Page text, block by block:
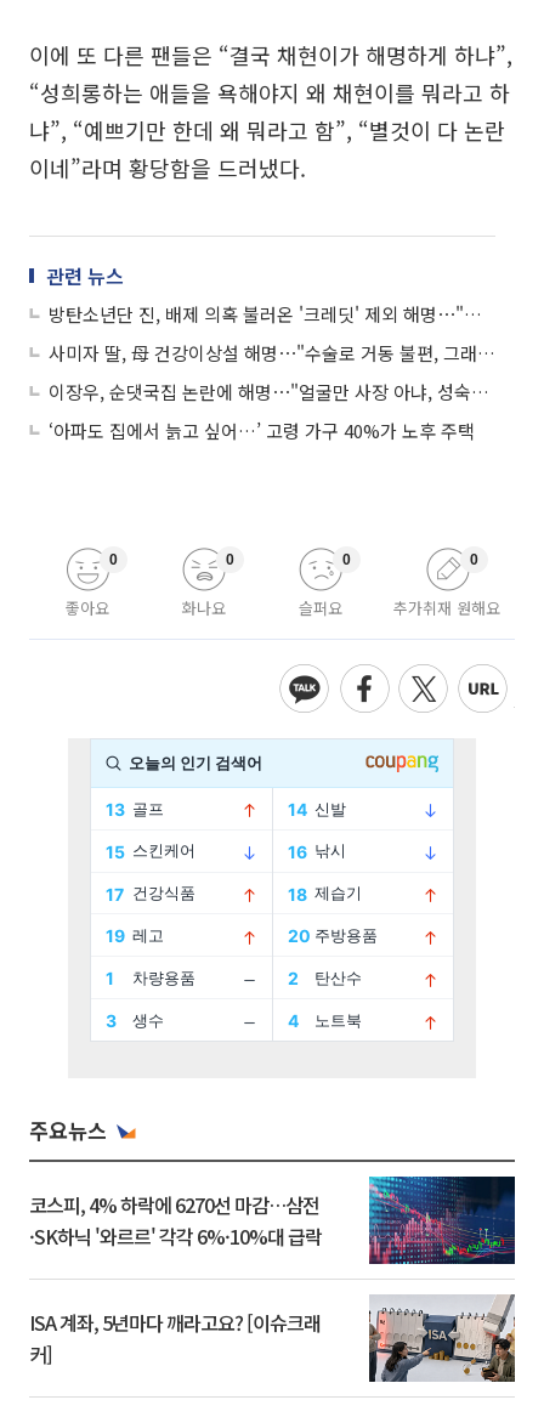
이에 또 다른 팬들은 “결국 채현이가 해명하게 하냐”,
“성희롱하는 애들을 욕해야지 왜 채현이를 뭐라고 하
냐”, “예쁘기만 한데 왜 뭐라고 함”, “별것이 다 논란
이네”라며 황당함을 드러냈다.
관련 뉴스
방탄소년단 진, 배제 의혹 불러온 '크레딧' 제외 해명⋯"당시 최선의 선택"
사미자 딸, 母 건강이상설 해명⋯"수술로 거동 불편, 그래도 괜찮아"
이장우, 순댓국집 논란에 해명⋯"얼굴만 사장 아냐, 성숙해 질 것"
‘아파도 집에서 늙고 싶어…’ 고령 가구 40%가 노후 주택
좋아요
0
화나요
0
슬퍼요
0
추가취재 원해요
0
주요뉴스
코스피, 4% 하락에 6270선 마감…삼전
·SK하닉 '와르르' 각각 6%·10%대 급락
ISA 계좌, 5년마다 깨라고요? [이슈크래
커]